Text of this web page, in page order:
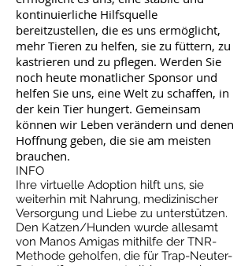
kontinuierliche Hilfsquelle
bereitzustellen, die es uns ermöglicht,
mehr Tieren zu helfen, sie zu füttern, zu
kastrieren und zu pflegen. Werden Sie
noch heute monatlicher Sponsor und
helfen Sie uns, eine Welt zu schaffen, in
der kein Tier hungert. Gemeinsam
können wir Leben verändern und denen
Hoffnung geben, die sie am meisten
brauchen.
INFO
Ihre virtuelle Adoption hilft uns, sie
weiterhin mit Nahrung, medizinischer
Versorgung und Liebe zu unterstützen.
Den Katzen/Hunden wurde allesamt
von Manos Amigas mithilfe der TNR-
Methode geholfen, die für Trap-Neuter-